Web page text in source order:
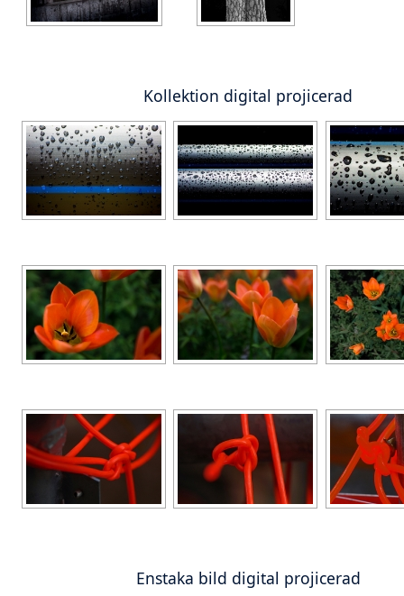
Kollektion digital projicerad
Enstaka bild digital projicerad